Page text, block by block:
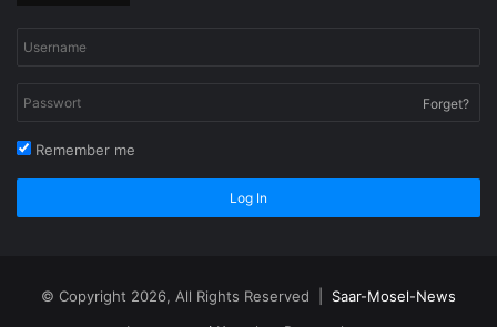
Forget?
Remember me
Log In
© Copyright 2026, All Rights Reserved | Saar-Mosel-News